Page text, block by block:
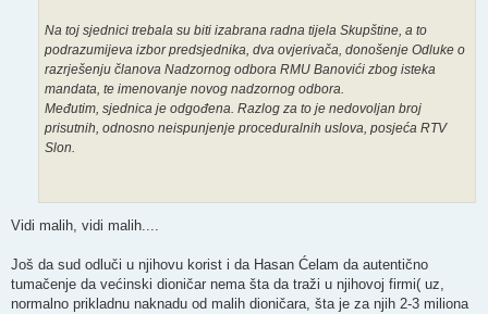
Na toj sjednici trebala su biti izabrana radna tijela Skupštine, a to
podrazumijeva izbor predsjednika, dva ovjerivača, donošenje Odluke o
razrješenju članova Nadzornog odbora RMU Banovići zbog isteka
mandata, te imenovanje novog nadzornog odbora.
Međutim, sjednica je odgođena. Razlog za to je nedovoljan broj
prisutnih, odnosno neispunjenje proceduralnih uslova, posjeća RTV
Slon.
Vidi malih, vidi malih....
Još da sud odluči u njihovu korist i da Hasan Ćelam da autentično
tumačenje da većinski dioničar nema šta da traži u njihovoj firmi( uz,
normalno prikladnu naknadu od malih dioničara, šta je za njih 2-3 miliona